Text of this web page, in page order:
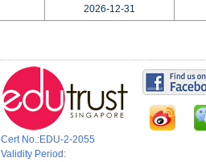
2026-12-31
Cert No.:EDU-2-2055
Validity Period: